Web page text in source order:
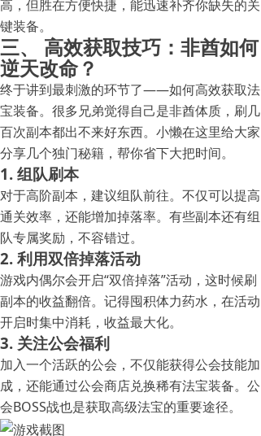
高，但胜在方便快捷，能迅速补齐你缺失的关
键装备。
三、 高效获取技巧：非酋如何
逆天改命？
终于讲到最刺激的环节了——如何高效获取法
宝装备。很多兄弟觉得自己是非酋体质，刷几
百次副本都出不来好东西。小懒在这里给大家
分享几个独门秘籍，帮你省下大把时间。
1. 组队刷本
对于高阶副本，建议组队前往。不仅可以提高
通关效率，还能增加掉落率。有些副本还有组
队专属奖励，不容错过。
2. 利用双倍掉落活动
游戏内偶尔会开启“双倍掉落”活动，这时候刷
副本的收益翻倍。记得囤积体力药水，在活动
开启时集中消耗，收益最大化。
3. 关注公会福利
加入一个活跃的公会，不仅能获得公会技能加
成，还能通过公会商店兑换稀有法宝装备。公
会BOSS战也是获取高级法宝的重要途径。